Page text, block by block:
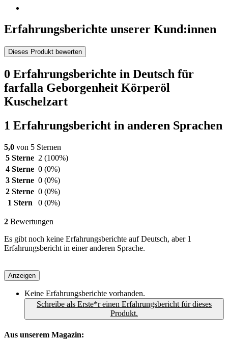
Erfahrungsberichte unserer Kund:innen
Dieses Produkt bewerten
0 Erfahrungsberichte in Deutsch für
farfalla Geborgenheit Körperöl
Kuschelzart
1 Erfahrungsbericht in anderen Sprachen
5,0 von 5 Sternen
5 Sterne 2 (100%)
4 Sterne 0 (0%)
3 Sterne 0 (0%)
2 Sterne 0 (0%)
1 Stern
0 (0%)
2 Bewertungen
Es gibt noch keine Erfahrungsberichte auf Deutsch, aber 1
Erfahrungsbericht in einer anderen Sprache.
Anzeigen
Keine Erfahrungsberichte vorhanden.
Schreibe als Erste*r einen Erfahrungsbericht für dieses
Produkt.
Aus unserem Magazin: